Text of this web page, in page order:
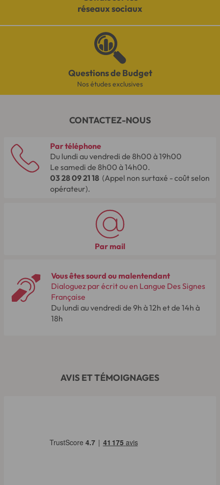
réseaux sociaux
Questions de Budget
Nos études exclusives
CONTACTEZ-NOUS
Par téléphone
Du lundi au vendredi de 8h00 à 19h00
Le samedi de 8h00 à 14h00.
03 28 09 21 18 (Appel non surtaxé - coût selon
opérateur).
Par mail
Vous êtes sourd ou malentendant
Dialoguez par écrit ou en Langue Des Signes
Française
Du lundi au vendredi de 9h à 12h et de 14h à
18h
AVIS ET TÉMOIGNAGES